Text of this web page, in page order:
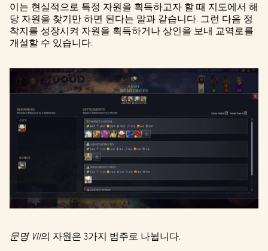
이는 현실적으로 특정 자원을 획득하고자 할 때 지도에서 해
당 자원을 찾기만 하면 된다는 말과 같습니다. 그런 다음 정
착지를 성장시켜 자원을 획득하거나 상인을 보내 교역로를
개설할 수 있습니다.
문명 VII의 자원은 3가지 범주로 나뉩니다.